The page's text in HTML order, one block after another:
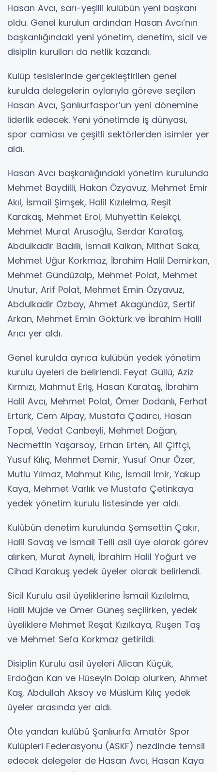
Hasan Avcı, sarı-yeşilli kulübün yeni başkanı
oldu. Genel kurulun ardından Hasan Avcı’nın
başkanlığındaki yeni yönetim, denetim, sicil ve
disiplin kurulları da netlik kazandı.
Kulüp tesislerinde gerçekleştirilen genel
kurulda delegelerin oylarıyla göreve seçilen
Hasan Avcı, Şanlıurfaspor’un yeni dönemine
liderlik edecek. Yeni yönetimde iş dünyası,
spor camiası ve çeşitli sektörlerden isimler yer
aldı.
Hasan Avcı başkanlığındaki yönetim kurulunda
Mehmet Baydilli, Hakan Özyavuz, Mehmet Emir
Akıl, İsmail Şimşek, Halil Kızılelma, Reşit
Karakaş, Mehmet Erol, Muhyettin Kelekçi,
Mehmet Murat Arusoğlu, Serdar Karataş,
Abdulkadir Badıllı, İsmail Kalkan, Mithat Saka,
Mehmet Uğur Korkmaz, İbrahim Halil Demirkan,
Mehmet Gündüzalp, Mehmet Polat, Mehmet
Unutur, Arif Polat, Mehmet Emin Özyavuz,
Abdulkadir Özbay, Ahmet Akagündüz, Sertif
Arkan, Mehmet Emin Göktürk ve İbrahim Halil
Arıcı yer aldı.
Genel kurulda ayrıca kulübün yedek yönetim
kurulu üyeleri de belirlendi. Feyat Güllü, Aziz
Kırmızı, Mahmut Eriş, Hasan Karataş, İbrahim
Halil Avcı, Mehmet Polat, Ömer Dodanlı, Ferhat
Ertürk, Cem Alpay, Mustafa Çadırcı, Hasan
Topal, Vedat Canbeyli, Mehmet Doğan,
Necmettin Yaşarsoy, Erhan Erten, Ali Çiftçi,
Yusuf Kılıç, Mehmet Demir, Yusuf Onur Özer,
Mutlu Yılmaz, Mahmut Kılıç, İsmail İmir, Yakup
Kaya, Mehmet Varlık ve Mustafa Çetinkaya
yedek yönetim kurulu listesinde yer aldı.
Kulübün denetim kurulunda Şemsettin Çakır,
Halil Savaş ve İsmail Telli asil üye olarak görev
alırken, Murat Ayneli, İbrahim Halil Yoğurt ve
Cihad Karakuş yedek üyeler olarak belirlendi.
Sicil Kurulu asil üyeliklerine İsmail Kızılelma,
Halil Müjde ve Ömer Güneş seçilirken, yedek
üyeliklere Mehmet Reşat Kızılkaya, Ruşen Taş
ve Mehmet Sefa Korkmaz getirildi.
Disiplin Kurulu asil üyeleri Alican Küçük,
Erdoğan Kan ve Hüseyin Dolap olurken, Ahmet
Kaş, Abdullah Aksoy ve Müslüm Kılıç yedek
üyeler arasında yer aldı.
Öte yandan kulübü Şanlıurfa Amatör Spor
Kulüpleri Federasyonu (ASKF) nezdinde temsil
edecek delegeler de Hasan Avcı, Hasan Kaya